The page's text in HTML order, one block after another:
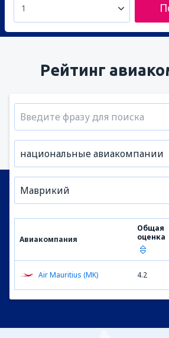
1
Рейтинг
национальные авиакомпании
Маврикий
Авиакомпания
Общая
оценка
Air Mauritius (MK) 4.2